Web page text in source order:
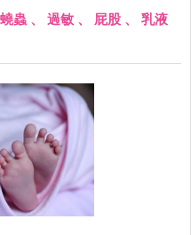
蟯蟲 、 過敏 、 屁股 、 乳液